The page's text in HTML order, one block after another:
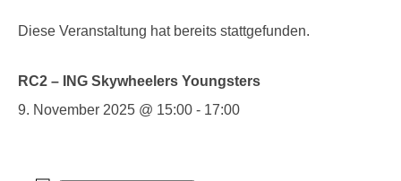
Diese Veranstaltung hat bereits stattgefunden.
RC2 – ING Skywheelers Youngsters
9. November 2025 @ 15:00 - 17:00